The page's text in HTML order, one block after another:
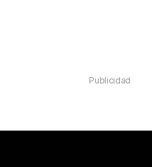
Publicidad